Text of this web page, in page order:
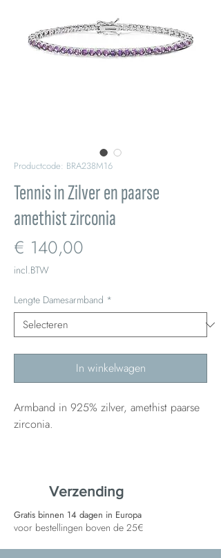
Productcode: BRA238M16
Tennis in Zilver en paarse
amethist zirconia
€ 140,00
incl.BTW
Lengte Damesarmband *
In winkelwagen
Armband in 925% zilver, amethist paarse
zirconia.
Verzending
Gratis binnen 14 dagen in Europa
voor bestellingen boven de 25€